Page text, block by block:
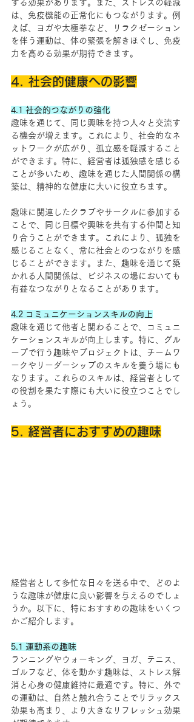
する効果があります。また、ストレスの軽減
は、免疫機能の正常化にもつながります。例
えば、ヨガや太極拳など、リラクゼーション
を伴う運動は、体の緊張を解きほぐし、免疫
力を高める効果が期待できます。
4. 社会的健康への影響
4.1 社会的つながりの強化
趣味を通じて、同じ興味を持つ人々と交流す
る機会が増えます。これにより、社会的なネ
ットワークが広がり、孤立感を軽減すること
ができます。特に、経営者は孤独感を感じる
ことが多いため、趣味を通じた人間関係の構
築は、精神的な健康に大いに役立ちます。
趣味に関連したクラブやサークルに参加する
ことで、同じ目標や興味を共有する仲間と知
り合うことができます。これにより、孤独を
感じることなく、常に社会とのつながりを感
じることができます。また、趣味を通じて築
かれる人間関係は、ビジネスの場においても
有益なつながりとなることがあります。
4.2 コミュニケーションスキルの向上
趣味を通じて他者と関わることで、コミュニ
ケーションスキルが向上します。特に、グル
ープで行う趣味やプロジェクトは、チームワ
ークやリーダーシップのスキルを養う場にも
なります。これらのスキルは、経営者として
の役割を果たす際にも大いに役立つことでし
ょう。
5. 経営者におすすめの趣味
経営者として多忙な日々を送る中で、どのよ
うな趣味が健康に良い影響を与えるのでしょ
うか。以下に、特におすすめの趣味をいくつ
かご紹介します。
5.1 運動系の趣味
ランニングやウォーキング、ヨガ、テニス、
ゴルフなど、体を動かす趣味は、ストレス解
消と心身の健康維持に最適です。特に、外で
の運動は、自然と触れ合うことでリラックス
効果も高まり、より大きなリフレッシュ効果